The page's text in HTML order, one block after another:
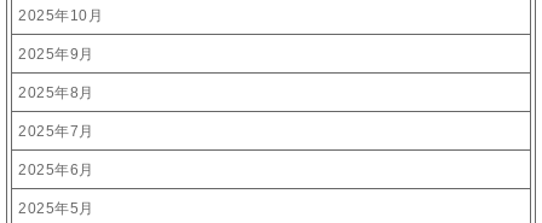
2025年10月
2025年9月
2025年8月
2025年7月
2025年6月
2025年5月